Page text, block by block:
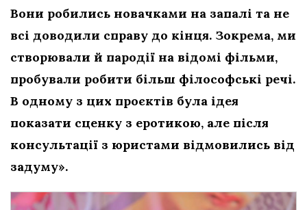
Вони робились новачками на запалі та не
всі доводили справу до кінця. Зокрема, ми
створювали й пародії на відомі фільми,
пробували робити більш філософські речі.
В одному з цих проєктів була ідея
показати сценку з еротикою, але після
консультації з юристами відмовились від
задуму».